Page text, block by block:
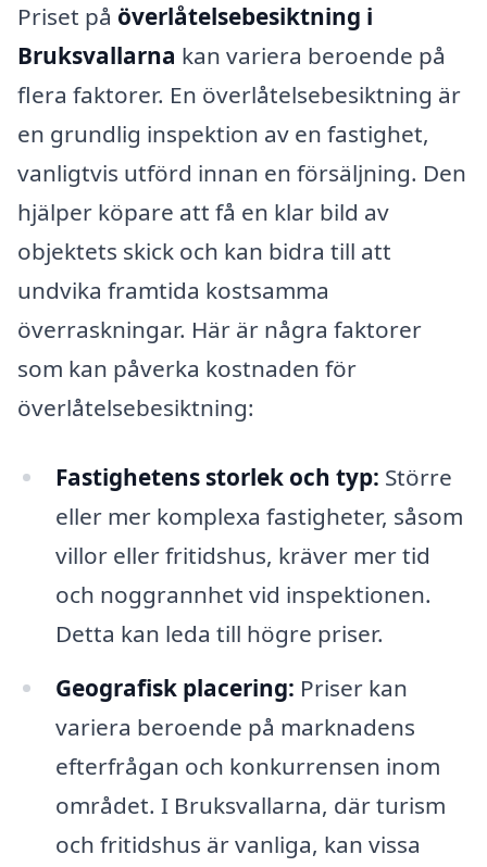
Priset på överlåtelsebesiktning i
Bruksvallarna kan variera beroende på
flera faktorer. En överlåtelsebesiktning är
en grundlig inspektion av en fastighet,
vanligtvis utförd innan en försäljning. Den
hjälper köpare att få en klar bild av
objektets skick och kan bidra till att
undvika framtida kostsamma
överraskningar. Här är några faktorer
som kan påverka kostnaden för
överlåtelsebesiktning:
Fastighetens storlek och typ: Större
eller mer komplexa fastigheter, såsom
villor eller fritidshus, kräver mer tid
och noggrannhet vid inspektionen.
Detta kan leda till högre priser.
Geografisk placering: Priser kan
variera beroende på marknadens
efterfrågan och konkurrensen inom
området. I Bruksvallarna, där turism
och fritidshus är vanliga, kan vissa